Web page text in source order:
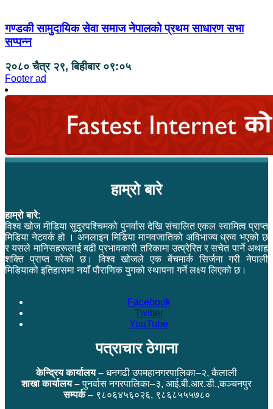
गण्डकी सामुदायिक सेवा समाज नेपालको प्रथम साधारण सभा
सप्पन्न
२०८० चैत्र २९, बिहीबार ०९:०५
Footer ad
हाम्रो बारे
हाम्रो बारे:
विश्व खोज मीडिया सुदुरपश्चिमको पुनर्वास देखि संचालित एकल स्वामित्व प्राप्त
मिडिया नेटवर्क हो । अनलाइन मिडिया मानवजातिको अविभाज्य ध्रुव भएको छ
र यसले मानिसहरूलाई बढी प्रभावकारी तरिकामा उत्प्रेरित र सचेत पार्ने अथाह
शक्ति प्राप्त गरेको छ। विश्व खोजले एक बेंचमार्क सिर्जना गरी नेपाली
मिडियाको इतिहासमा नयाँ पौराणिक युगको स्थापना गर्ने लक्ष्य लिएको छ।
Facebook
Twitter
YouTube
पत्राचार ठेगाना
केन्द्रिय कार्यालय – धनगढी उपमहानगरपालिका–२, कैलाली
शाखा कार्यालय –पुनर्वास नगरपालिका–३, आई.बी.आर.डी.,कञ्चनपुर
सम्पर्क –९८०६४५६०२६, ९८६८५५५७८०